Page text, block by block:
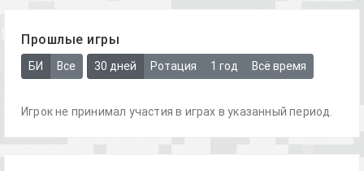
Прошлые игры
БИ Все 30 дней Ротация 1 год Всё время
Игрок не принимал участия в играх в указанный период.